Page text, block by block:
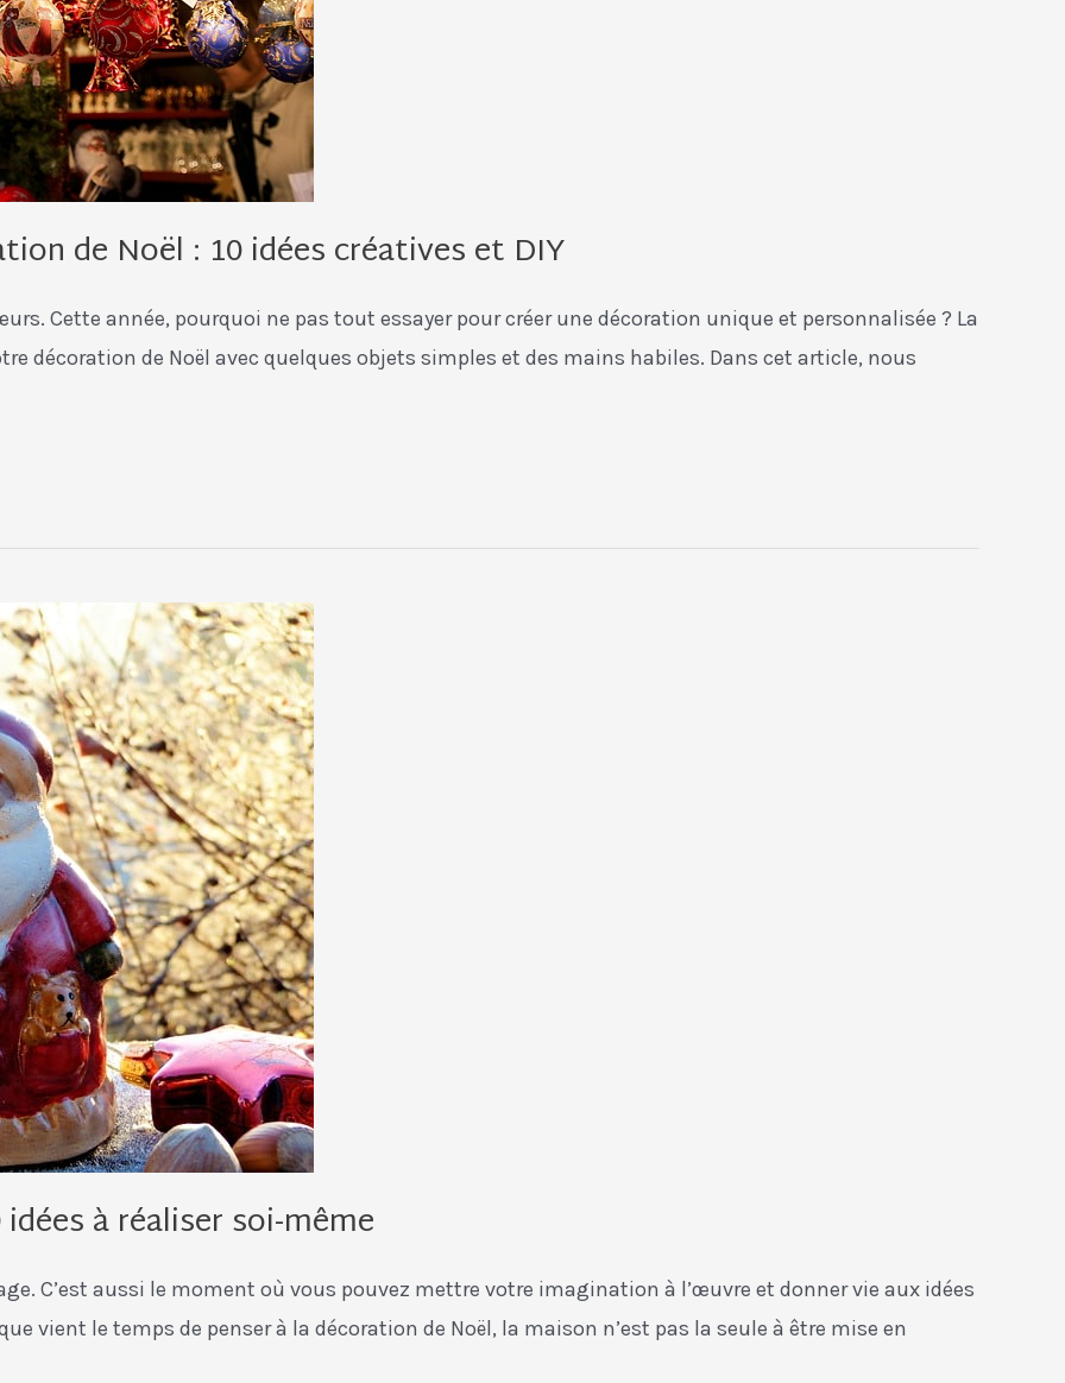
de Noël : 10 idées créatives et DIY
Cette année, pourquoi ne pas tout essayer pour créer une décoration unique et personnalisée ? La
décoration de Noël avec quelques objets simples et des mains habiles. Dans cet article, nous
à réaliser soi-même
C’est aussi le moment où vous pouvez mettre votre imagination à l’œuvre et donner vie aux idées
vient le temps de penser à la décoration de Noël, la maison n’est pas la seule à être mise en